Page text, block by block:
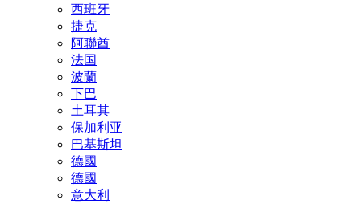
西班牙
捷克
阿聯酋
法国
波蘭
下巴
土耳其
保加利亚
巴基斯坦
德國
德國
意大利